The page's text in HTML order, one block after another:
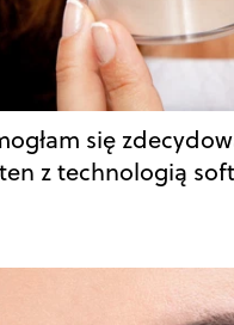
się
z technologią